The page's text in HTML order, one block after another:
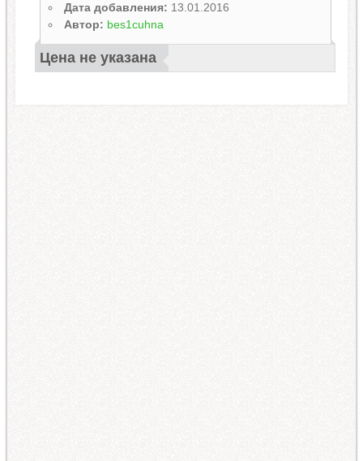
Дата добавления: 13.01.2016
Автор: bes1cuhna
Цена не указана